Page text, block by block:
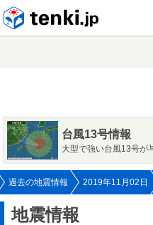
台風13号情報
大型で強い台風13号が
過去の地震情報 2019年11月02日
地震情報